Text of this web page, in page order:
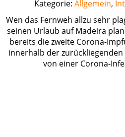
Kategorie: Allgemein,
Wen das Fernweh allzu sehr
seinen Urlaub auf Madeira
bereits die zweite Corona-
innerhalb der
von einer Corona-